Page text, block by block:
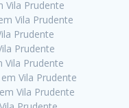
Vila Prudente
Vila Prudente
Prudente
Prudente
Vila Prudente
Vila Prudente
Vila Prudente